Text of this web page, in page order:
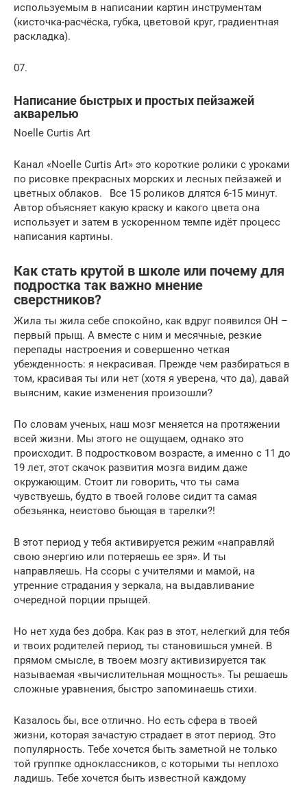
используемым в написании картин инструментам
(кисточка-расчёска, губка, цветовой круг, градиентная
раскладка).
07.
Написание быстрых и простых пейзажей
акварелью
Noelle Curtis Art
Канал «Noelle Curtis Art» это короткие ролики с уроками
по рисовке прекрасных морских и лесных пейзажей и
цветных облаков.⠀Все 15 роликов длятся 6-15 минут.
Автор объясняет какую краску и какого цвета она
использует и затем в ускоренном темпе идёт процесс
написания картины.
Как стать крутой в школе или почему для
подростка так важно мнение
сверстников?
Жила ты жила себе спокойно, как вдруг появился ОН –
первый прыщ. А вместе с ним и месячные, резкие
перепады настроения и совершенно четкая
убежденность: я некрасивая. Прежде чем разбираться в
том, красивая ты или нет (хотя я уверена, что да), давай
выясним, какие изменения произошли?
По словам ученых, наш мозг меняется на протяжении
всей жизни. Мы этого не ощущаем, однако это
происходит. В подростковом возрасте, а именно с 11 до
19 лет, этот скачок развития мозга видим даже
окружающим. Стоит ли говорить, что ты сама
чувствуешь, будто в твоей голове сидит та самая
обезьянка, неистово бьющая в тарелки?!
В этот период у тебя активируется режим «направляй
свою энергию или потеряешь ее зря». И ты
направляешь. На ссоры с учителями и мамой, на
утренние страдания у зеркала, на выдавливание
очередной порции прыщей.
Но нет худа без добра. Как раз в этот, нелегкий для тебя
и твоих родителей период, ты становишься умней. В
прямом смысле, в твоем мозгу активизируется так
называемая «вычислительная мощность». Ты решаешь
сложные уравнения, быстро запоминаешь стихи.
Казалось бы, все отлично. Но есть сфера в твоей
жизни, которая зачастую страдает в этот период. Это
популярность. Тебе хочется быть заметной не только
той группке одноклассников, с которыми ты неплохо
ладишь. Тебе хочется быть известной каждому